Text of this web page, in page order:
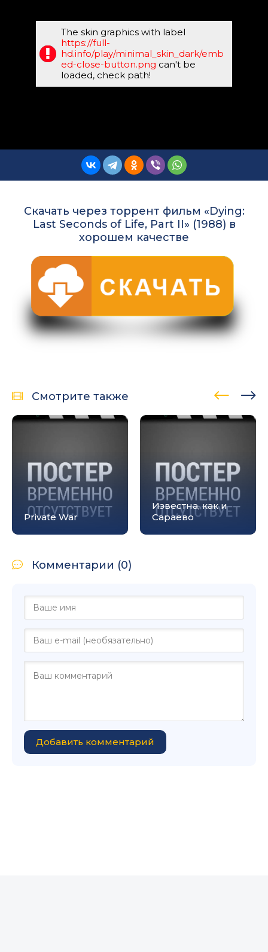
The skin graphics with label
https://full-
hd.info/play/minimal_skin_dark/emb
ed-close-button.png can't be
loaded, check path!
Скачать через торрент фильм «Dying:
Last Seconds of Life, Part II» (1988) в
хорошем качестве
Смотрите также
Private War
Известна, как и
Сараево
Комментарии (0)
Добавить комментарий